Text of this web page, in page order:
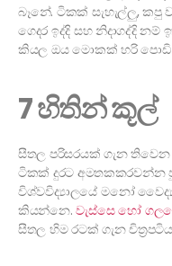
බෑනේ. ටිකක් සැහැල්ලු,
ගෙදර ඉද්දි සහ නිදාගද්දි
කියල ඔය මොකක් හරි පොඩි
7 හිතින් කූල්
සීතල පරිසරයක් ගැන
ටිකක් දුරට අමතකකරවන්න
විශ්වවිද්‍යාලයේ මනෝ වෛද්‍ය
කියන්නෙ.වැස්සෙ හෝ
සීතල හිම රටක් ගැන